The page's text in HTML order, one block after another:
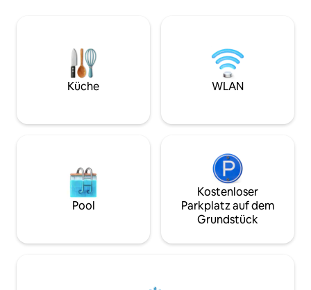
WLAN, Smart-TV mit Zugang zu
persönlichem Netflix, Klimaanlage und 3
Schlafzimmer, von denen eines ein
privates Badezimmer hat. Nicht-
10 Minuten von
Trasimenischen
Corciano, 25
Küche WLAN
Pool
Kostenloser
Parkplatz auf dem
Grundstück